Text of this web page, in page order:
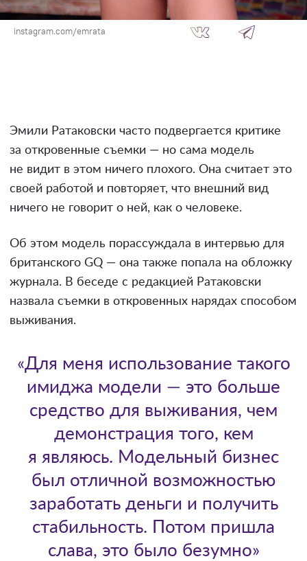
instagram.com/emrata
Эмили Ратаковски часто подвергается критике
за откровенные съемки — но сама модель
не видит в этом ничего плохого. Она считает это
своей работой и повторяет, что внешний вид
ничего не говорит о ней, как о человеке.
Об этом модель порассуждала в интервью для
британского GQ — она также попала на обложку
журнала. В беседе с редакцией Ратаковски
назвала съемки в откровенных нарядах способом
выживания.
«Для меня использование такого
имиджа модели — это больше
средство для выживания, чем
демонстрация того, кем
я являюсь. Модельный бизнес
был отличной возможностью
заработать деньги и получить
стабильность. Потом пришла
слава, это было безумно»